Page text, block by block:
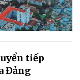
tiếp
Đảng